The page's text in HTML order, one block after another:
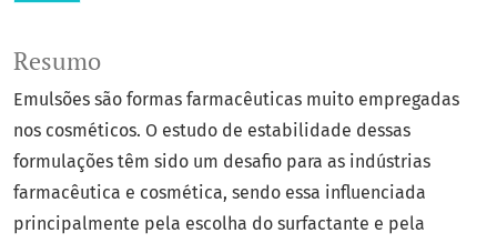
Resumo
Emulsões são formas farmacêuticas muito empregadas
nos cosméticos. O estudo de estabilidade dessas
formulações têm sido um desafio para as indústrias
farmacêutica e cosmética, sendo essa influenciada
principalmente pela escolha do surfactante e pela